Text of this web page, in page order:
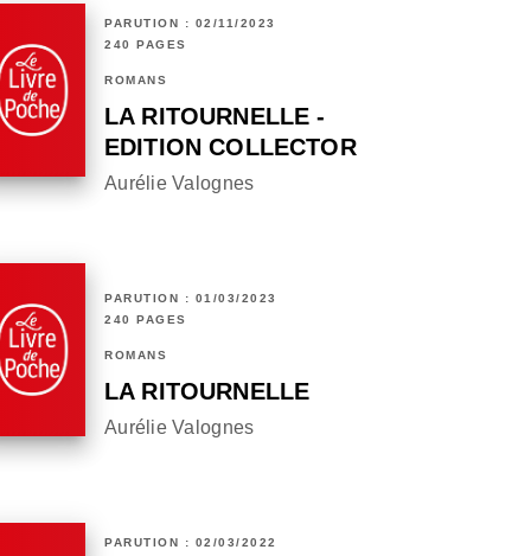
PARUTION : 02/11/2023
240 PAGES
ROMANS
LA RITOURNELLE -
EDITION COLLECTOR
Aurélie Valognes
PARUTION : 01/03/2023
240 PAGES
ROMANS
LA RITOURNELLE
Aurélie Valognes
PARUTION : 02/03/2022